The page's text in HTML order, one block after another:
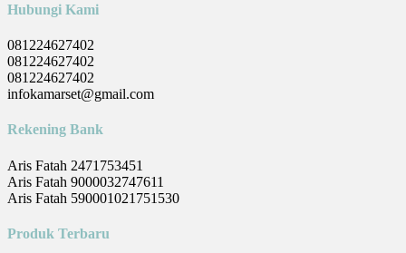
Hubungi Kami
081224627402
081224627402
081224627402
infokamarset@gmail.com
Rekening Bank
Aris Fatah 2471753451
Aris Fatah 9000032747611
Aris Fatah 590001021751530
Produk Terbaru